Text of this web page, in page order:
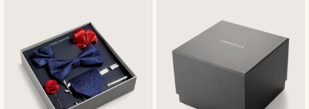
Najniža cijena
Najviša cijena